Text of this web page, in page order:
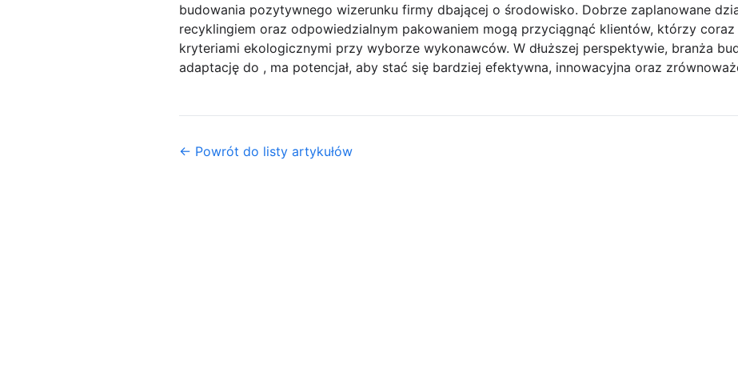
budowania pozytywnego wizerunku firmy dbającej o środowisko. Dobrze zaplanowane
recyklingiem oraz odpowiedzialnym pakowaniem mogą przyciągnąć klientów, którzy
kryteriami ekologicznymi przy wyborze wykonawców. W dłuższej perspektywie, branża
adaptację do , ma potencjał, aby stać się bardziej efektywna, innowacyjna oraz
← Powrót do listy artykułów